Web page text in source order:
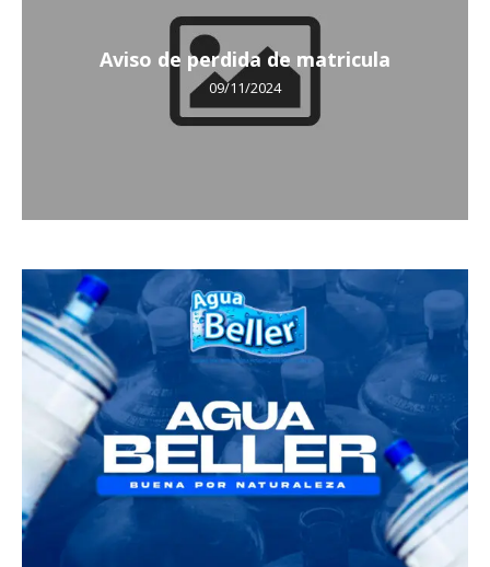
Aviso de perdida de matricula
09/11/2024